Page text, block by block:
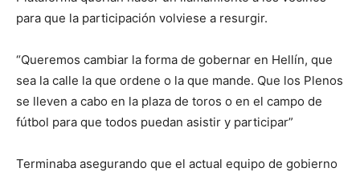
para que la participación volviese a resurgir.
“Queremos cambiar la forma de gobernar en Hellín, que
sea la calle la que ordene o la que mande. Que los Plenos
se lleven a cabo en la plaza de toros o en el campo de
fútbol para que todos puedan asistir y participar”
Terminaba asegurando que el actual equipo de gobierno